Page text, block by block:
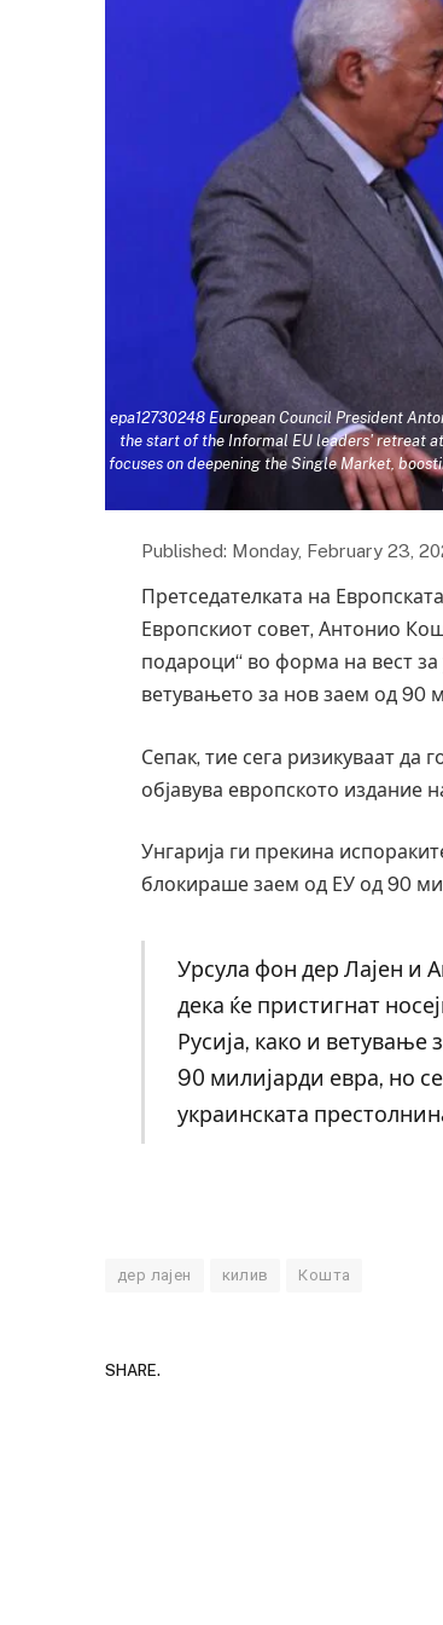
epa12730248 European Council President
the start of the Informal EU leaders' retreat
focuses on deepening the Single Market,
Published: Monday, February 23,
Претседателката на
Европскиот совет, Антонио
подароци“ во форма на вест за
ветувањето за нов заем од 90
Сепак, тие сега ризикуваат да
објавува европското издание
Унгарија ги прекина
блокираше заем од ЕУ од 90
Урсула фон дер Лајен и
дека ќе пристигнат
Русија, како и
90 милијарди евра, но
украинската
дер лајен килив Кошта
SHARE.